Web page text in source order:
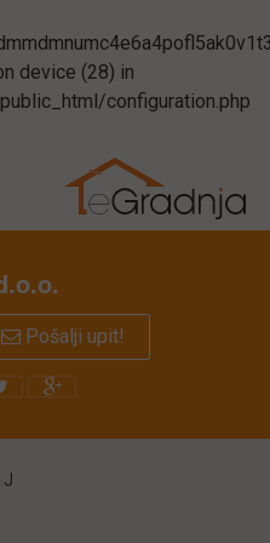
device (28) in
configuration.php
Pošalji upit!